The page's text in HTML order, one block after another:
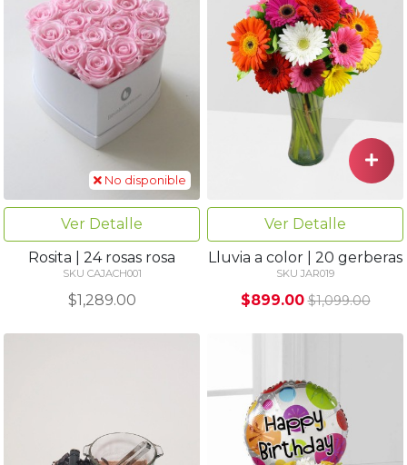
No disponible
Ver Detalle
Rosita | 24 rosas rosa
SKU CAJACH001
$1,289.00
Ver Detalle
Lluvia a color | 20 gerberas
SKU JAR019
$899.00 $1,099.00